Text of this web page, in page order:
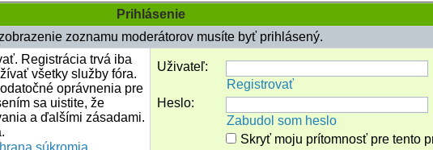
Prihlásenie
zoznamu moderátorov musíte byť prihlásený.
Registrácia trvá iba
všetky služby fóra.
oprávnenia pre
sa uistite, že
a ďalšími zásadami.
súkromia
Uživateľ:
Registrovať
Heslo:
Zabudol som heslo
Skryť moju prítomnosť pre tento